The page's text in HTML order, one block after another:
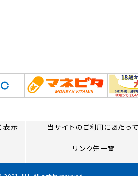
表示 当サイトのご利用にあたって
リンク先一覧